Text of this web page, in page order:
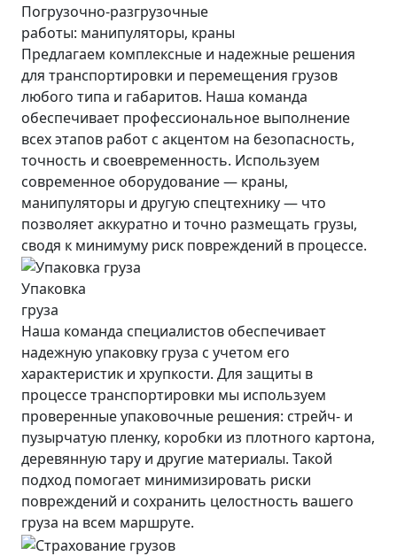
Погрузочно-разгрузочные
работы: манипуляторы, краны
Предлагаем комплексные и надежные решения
для транспортировки и перемещения грузов
любого типа и габаритов. Наша команда
обеспечивает профессиональное выполнение
всех этапов работ с акцентом на безопасность,
точность и своевременность. Используем
современное оборудование — краны,
манипуляторы и другую спецтехнику — что
позволяет аккуратно и точно размещать грузы,
сводя к минимуму риск повреждений в процессе.
Упаковка
груза
Наша команда специалистов обеспечивает
надежную упаковку груза с учетом его
характеристик и хрупкости. Для защиты в
процессе транспортировки мы используем
проверенные упаковочные решения: стрейч- и
пузырчатую пленку, коробки из плотного картона,
деревянную тару и другие материалы. Такой
подход помогает минимизировать риски
повреждений и сохранить целостность вашего
груза на всем маршруте.